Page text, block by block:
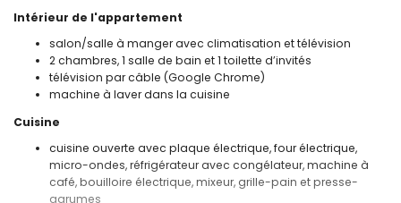
Intérieur de l'appartement
salon/salle à manger avec climatisation et télévision
2 chambres, 1 salle de bain et 1 toilette d’invités
télévision par câble (Google Chrome)
machine à laver dans la cuisine
Cuisine
cuisine ouverte avec plaque électrique, four électrique,
micro-ondes, réfrigérateur avec congélateur, machine à
café, bouilloire électrique, mixeur, grille-pain et presse-
agrumes